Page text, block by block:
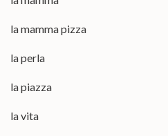
la mamma pizza
la perla
la piazza
la vita